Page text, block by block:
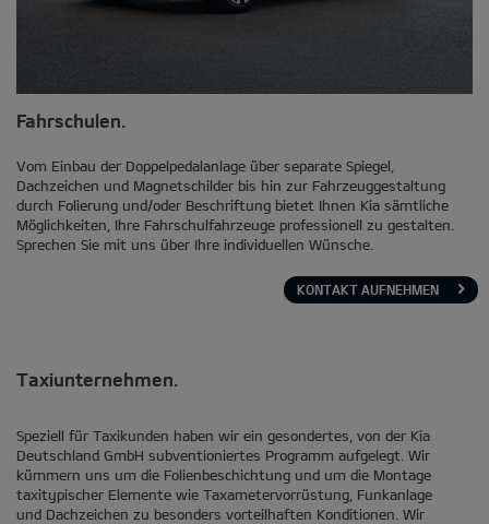
Fahrschulen.
Vom Einbau der Doppelpedalanlage über separate Spiegel,
Dachzeichen und Magnetschilder bis hin zur Fahrzeuggestaltung
durch Folierung und/oder Beschriftung bietet Ihnen Kia sämtliche
Möglichkeiten, Ihre Fahrschulfahrzeuge professionell zu gestalten.
Sprechen Sie mit uns über Ihre individuellen Wünsche.
KONTAKT AUFNEHMEN
Taxiunternehmen.
Speziell für Taxikunden haben wir ein gesondertes, von der Kia
Deutschland GmbH subventioniertes Programm aufgelegt. Wir
kümmern uns um die Folienbeschichtung und um die Montage
taxitypischer Elemente wie Taxametervorrüstung, Funkanlage
und Dachzeichen zu besonders vorteilhaften Konditionen. Wir